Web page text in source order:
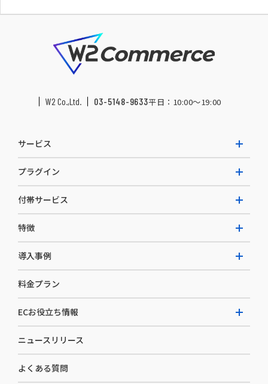
W2 Co.,Ltd. 03-5148-9633平日：10:00〜19:00
サービス
W2 Commerce Repeat
W2 Commerce BtoB
W2 Commerce Asia
プラグイン
AI buddy
付帯サービス
EC運用構築支援・運用支援
カスタマーサクセス
セキュリティ
デザイン制作
コンサルティング
特徴
選ばれる理由
開発体制
導入事例
導入企業一覧
料金プラン
ECお役立ち情報
お役立ち資料
ニュースリリース
よくある質問